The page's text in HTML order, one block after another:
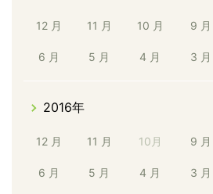
12 月 11 月 10 月 9 月
6 月 5 月 4 月 3 月
2016年
12 月 11 月 10月 9 月
6 月 5 月 4 月 3 月